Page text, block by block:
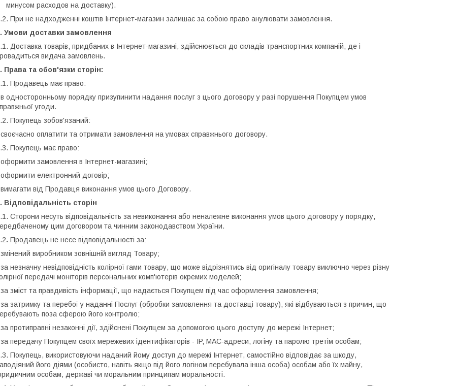
минусом расходов на доставку).
При не надходженні коштів Інтернет-магазин залишає за собою право анулювати замовлення.
Умови доставки замовлення
Доставка товарів, придбаних в Інтернет-магазині, здійснюється до складів транспортних компаній, де і
видача замовлень.
Права та обов'язки сторін:
Продавець має право:
односторонньому порядку призупинити надання послуг з цього договору у разі порушення Покупцем умов
угоди.
Покупець зобов'язаний:
оплатити та отримати замовлення на умовах справжнього договору.
Покупець має право:
замовлення в Інтернет-магазині;
електронний договір;
від Продавця виконання умов цього Договору.
Відповідальність сторін
Сторони несуть відповідальність за невиконання або неналежне виконання умов цього договору у порядку,
цим договором та чинним законодавством України.
. Продавець не несе відповідальності за:
виробником зовнішній вигляд Товару;
незначну невідповідність колірної гами товару, що може відрізнятись від оригіналу товару виключно через різну
передачі моніторів персональних комп'ютерів окремих моделей;
зміст та правдивість інформації, що надається Покупцем під час оформлення замовлення;
затримку та перебої у наданні Послуг (обробки замовлення та доставці товару), які відбуваються з причин, що
поза сферою його контролю;
протиправні незаконні дії, здійснені Покупцем за допомогою цього доступу до мережі Інтернет;
передачу Покупцем своїх мережевих ідентифікаторів - IP, MAC-адреси, логіну та паролю третім особам;
Покупець, використовуючи наданий йому доступ до мережі Інтернет, самостійно відповідає за шкоду,
його діями (особисто, навіть якщо під його логіном перебувала інша особа) особам або їх майну,
особам, державі чи моральним принципам моральності.